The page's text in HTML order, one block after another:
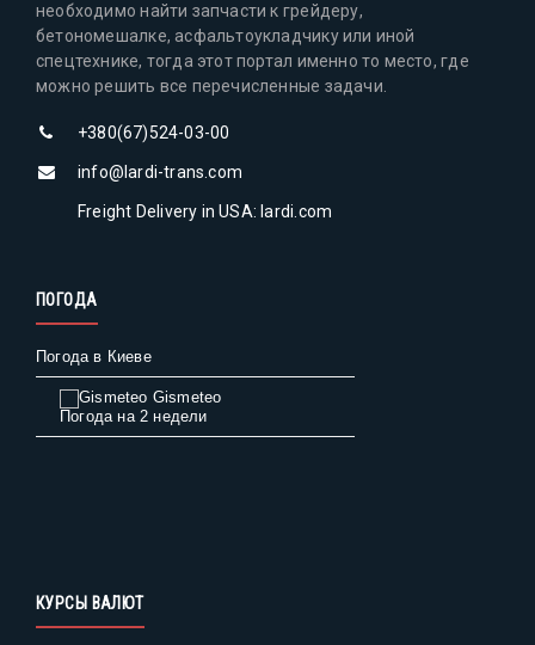
необходимо найти запчасти к грейдеру,
бетономешалке, асфальтоукладчику или иной
спецтехнике, тогда этот портал именно то место, где
можно решить все перечисленные задачи.
+380(67)524-03-00
info@lardi-trans.com
Freight Delivery in USA: lardi.com
ПОГОДА
Погода в Киеве
Gismeteo
Погода на 2 недели
КУРСЫ ВАЛЮТ